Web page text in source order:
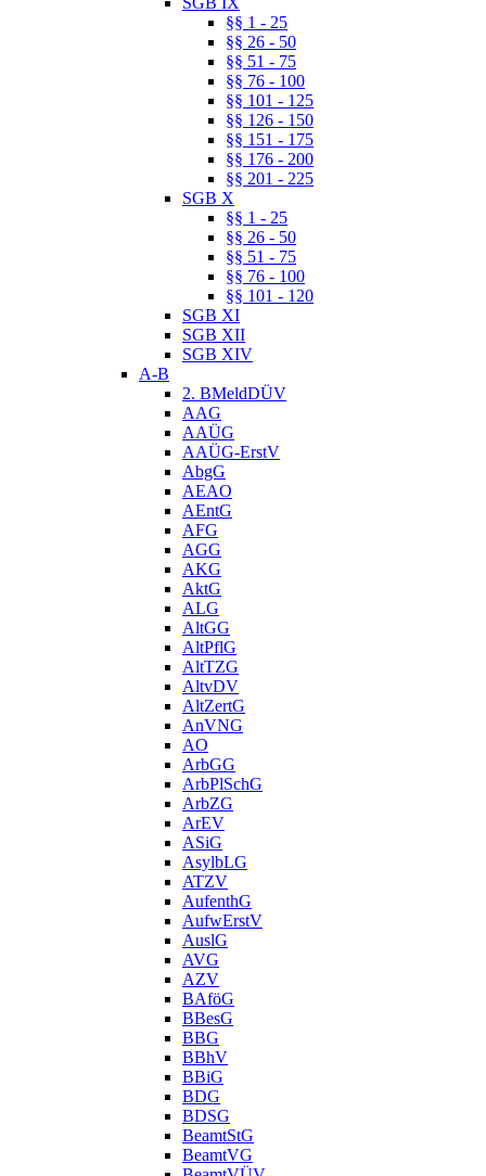
§§ 1 - 25
§§ 26 - 50
§§ 51 - 75
§§ 76 - 100
§§ 101 - 125
§§ 126 - 150
§§ 151 - 175
§§ 176 - 200
§§ 201 - 225
SGB X
§§ 1 - 25
§§ 26 - 50
§§ 51 - 75
§§ 76 - 100
§§ 101 - 120
SGB XI
SGB XII
SGB XIV
A-B
2. BMeldDÜV
AAG
AAÜG
AAÜG-ErstV
AbgG
AEAO
AEntG
AFG
AGG
AKG
AktG
ALG
AltGG
AltPflG
AltTZG
AltvDV
AltZertG
AnVNG
AO
ArbGG
ArbPlSchG
ArbZG
ArEV
ASiG
AsylbLG
ATZV
AufenthG
AufwErstV
AuslG
AVG
AZV
BAföG
BBesG
BBG
BBhV
BBiG
BDG
BDSG
BeamtStG
BeamtVG